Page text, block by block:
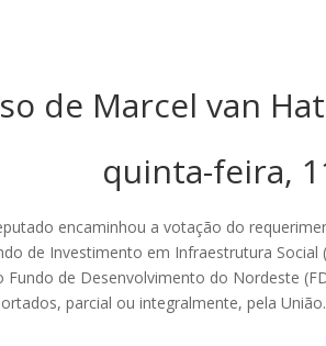
de Marcel van
quinta-feira,
encaminhou a votação do
de Investimento em Infraestrutura
Fundo de Desenvolvimento do Nordeste
parcial ou integralmente, pela União.